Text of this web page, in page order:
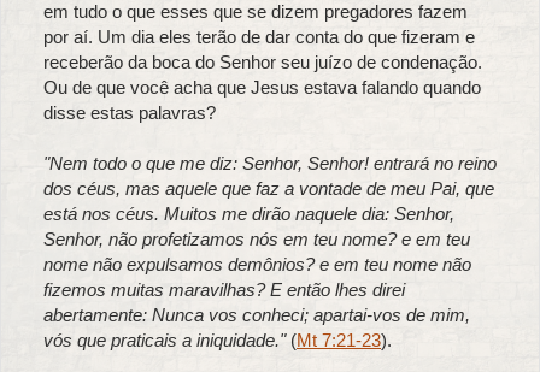
em tudo o que esses que se dizem pregadores fazem
por aí. Um dia eles terão de dar conta do que fizeram e
receberão da boca do Senhor seu juízo de condenação.
Ou de que você acha que Jesus estava falando quando
disse estas palavras?
"Nem todo o que me diz: Senhor, Senhor! entrará no reino
dos céus, mas aquele que faz a vontade de meu Pai, que
está nos céus. Muitos me dirão naquele dia: Senhor,
Senhor, não profetizamos nós em teu nome? e em teu
nome não expulsamos demônios? e em teu nome não
fizemos muitas maravilhas? E então lhes direi
abertamente: Nunca vos conheci; apartai-vos de mim,
vós que praticais a iniquidade." (Mt 7:21-23).